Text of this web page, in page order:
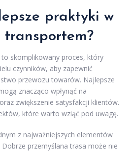
praktyki w
skomplikowany proces, który
czynników, aby zapewnić
przewozu towarów. Najlepsze
znacząco wpłynąć na
zwiększenie satysfakcji klientów.
które warto wziąć pod uwagę.
z najważniejszych elementów
przemyślana trasa może nie